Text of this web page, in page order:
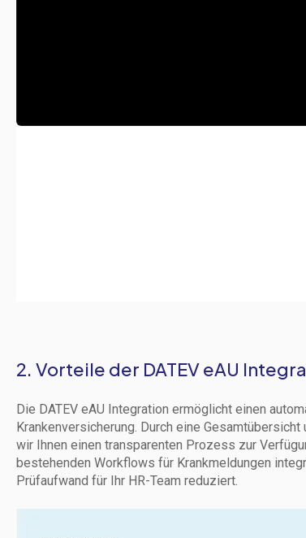
2. Vorteile der DATEV eAU
Die DATEV eAU Integration ermöglicht einen
Krankenversicherung. Durch eine
wir Ihnen einen transparenten Prozess zur
bestehenden Workflows für Krankmeldungen
Prüfaufwand für Ihr HR-Team reduziert.